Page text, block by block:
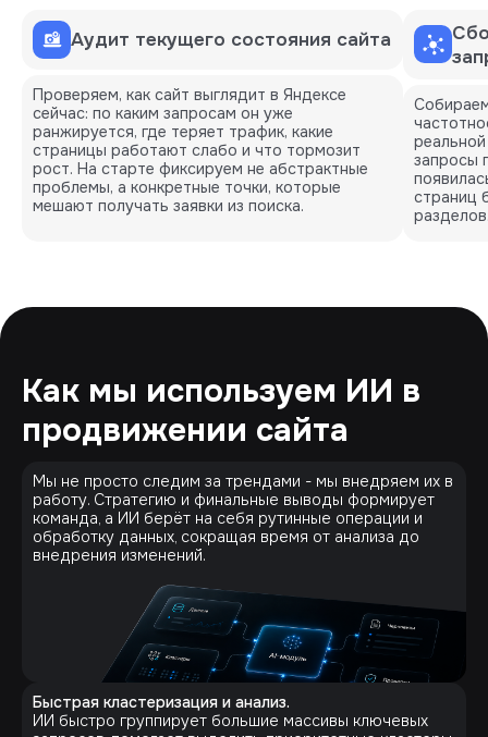
Аудит текущего состояния сайта
Проверяем, как сайт выглядит в Яндексе
сейчас: по каким запросам он уже
ранжируется, где теряет трафик, какие
страницы работают слабо и что тормозит
рост. На старте фиксируем не абстрактные
проблемы, а конкретные точки, которые
мешают получать заявки из поиска.
запросы
страниц
Как мы используем ИИ в
продвижении сайта
Мы не просто следим за трендами - мы внедряем их в
работу. Стратегию и финальные выводы формирует
команда, а ИИ берёт на себя рутинные операции и
обработку данных, сокращая время от анализа до
внедрения изменений.
Быстрая кластеризация и анализ.
ИИ быстро группирует большие массивы ключевых